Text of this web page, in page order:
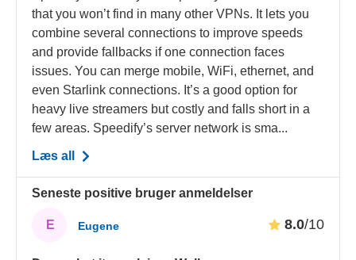
that you won’t find in many other VPNs. It lets you
combine several connections to improve speeds
and provide fallbacks if one connection faces
issues. You can merge mobile, WiFi, ethernet, and
even Starlink connections. It’s a good option for
heavy live streamers but costly and falls short in a
few areas. Speedify’s server network is sma...
Læs all
Seneste positive bruger anmeldelser
E Eugene 8.0/10